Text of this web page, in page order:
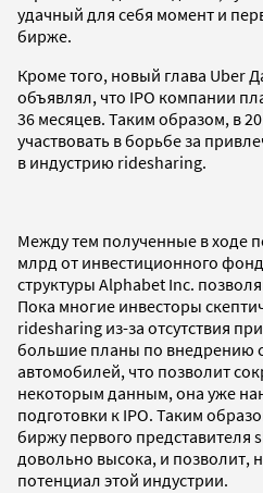
удачный для себя момент и
бирже.
Кроме того, новый глава Uber
объявлял, что IPO компании
36 месяцев. Таким образом, в
участвовать в борьбе за
в индустрию ridesharing.
Между тем полученные в ходе
млрд от инвестиционного
структуры Alphabet Inc.
Пока многие инвесторы
ridesharing из-за отсутствия
большие планы по внедрению
автомобилей, что позволит
некоторым данным, она уже
подготовки к IPO. Таким
биржу первого представителя
довольно высока, и позволит,
потенциал этой индустрии.